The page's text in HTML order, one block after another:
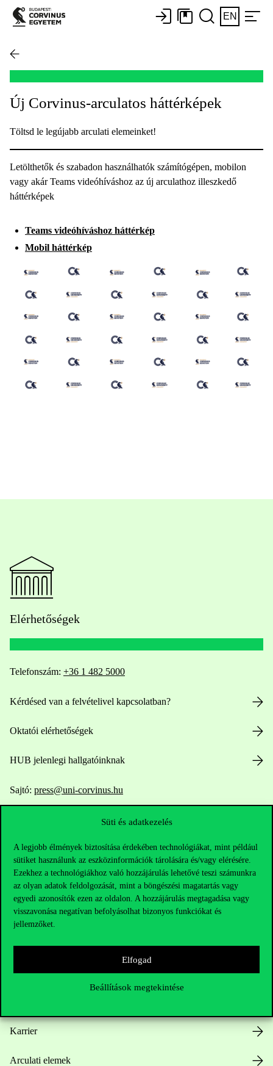
Süti és adatkezelés
A legjobb élmények biztosítása érdekében technológiákat, mint például
sütiket használunk az eszközinformációk tárolására és/vagy elérésére.
Ezekhez a technológiákhoz való hozzájárulás lehetővé teszi számunkra
az olyan adatok feldolgozását, mint a böngészési magatartás vagy
egyedi azonosítók ezen az oldalon. A hozzájárulás megtagadása vagy
visszavonása negatívan befolyásolhat bizonyos funkciókat és
jellemzőket.
Elfogad
Beállítások megtekintése
EN
Új Corvinus-arculatos háttérképek
Töltsd le legújabb arculati elemeinket!
Letölthetők és szabadon használhatók számítógépen, mobilon
vagy akár Teams videóhíváshoz az új arculathoz illeszkedő
háttérképek
Teams videóhíváshoz háttérkép
Mobil háttérkép
Elérhetőségek
Telefonszám: +36 1 482 5000
Kérdésed van a felvételivel kapcsolatban?
Oktatói elérhetőségek
HUB jelenlegi hallgatóinknak
Sajtó: press@uni-corvinus.hu
Hasznos linkek
Házirend
Karrier
Arculati elemek